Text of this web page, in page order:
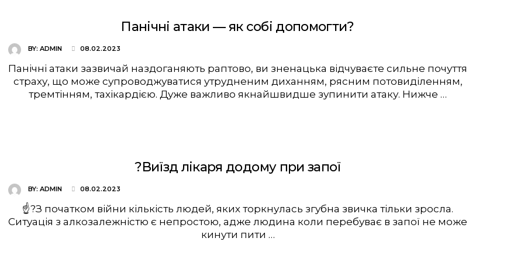
Панічні атаки — як собі допомогти?
BY: ADMIN 08.02.2023
Панічні атаки зазвичай наздоганяють раптово, ви зненацька відчуваєте сильне почуття
страху, що може супроводжуватися утрудненим диханням, рясним потовиділенням,
тремтінням, тахікардією. Дуже важливо якнайшвидше зупинити атаку. Нижче …
?Виїзд лікаря додому при запої
BY: ADMIN 08.02.2023
☝?З початком війни кількість людей, яких торкнулась згубна звичка тільки зросла.
Ситуація з алкозалежністю є непростою, адже людина коли перебуває в запої не може
кинути пити …